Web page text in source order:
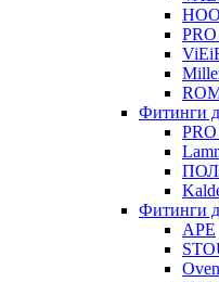
Фитинги
Фитинги
APE